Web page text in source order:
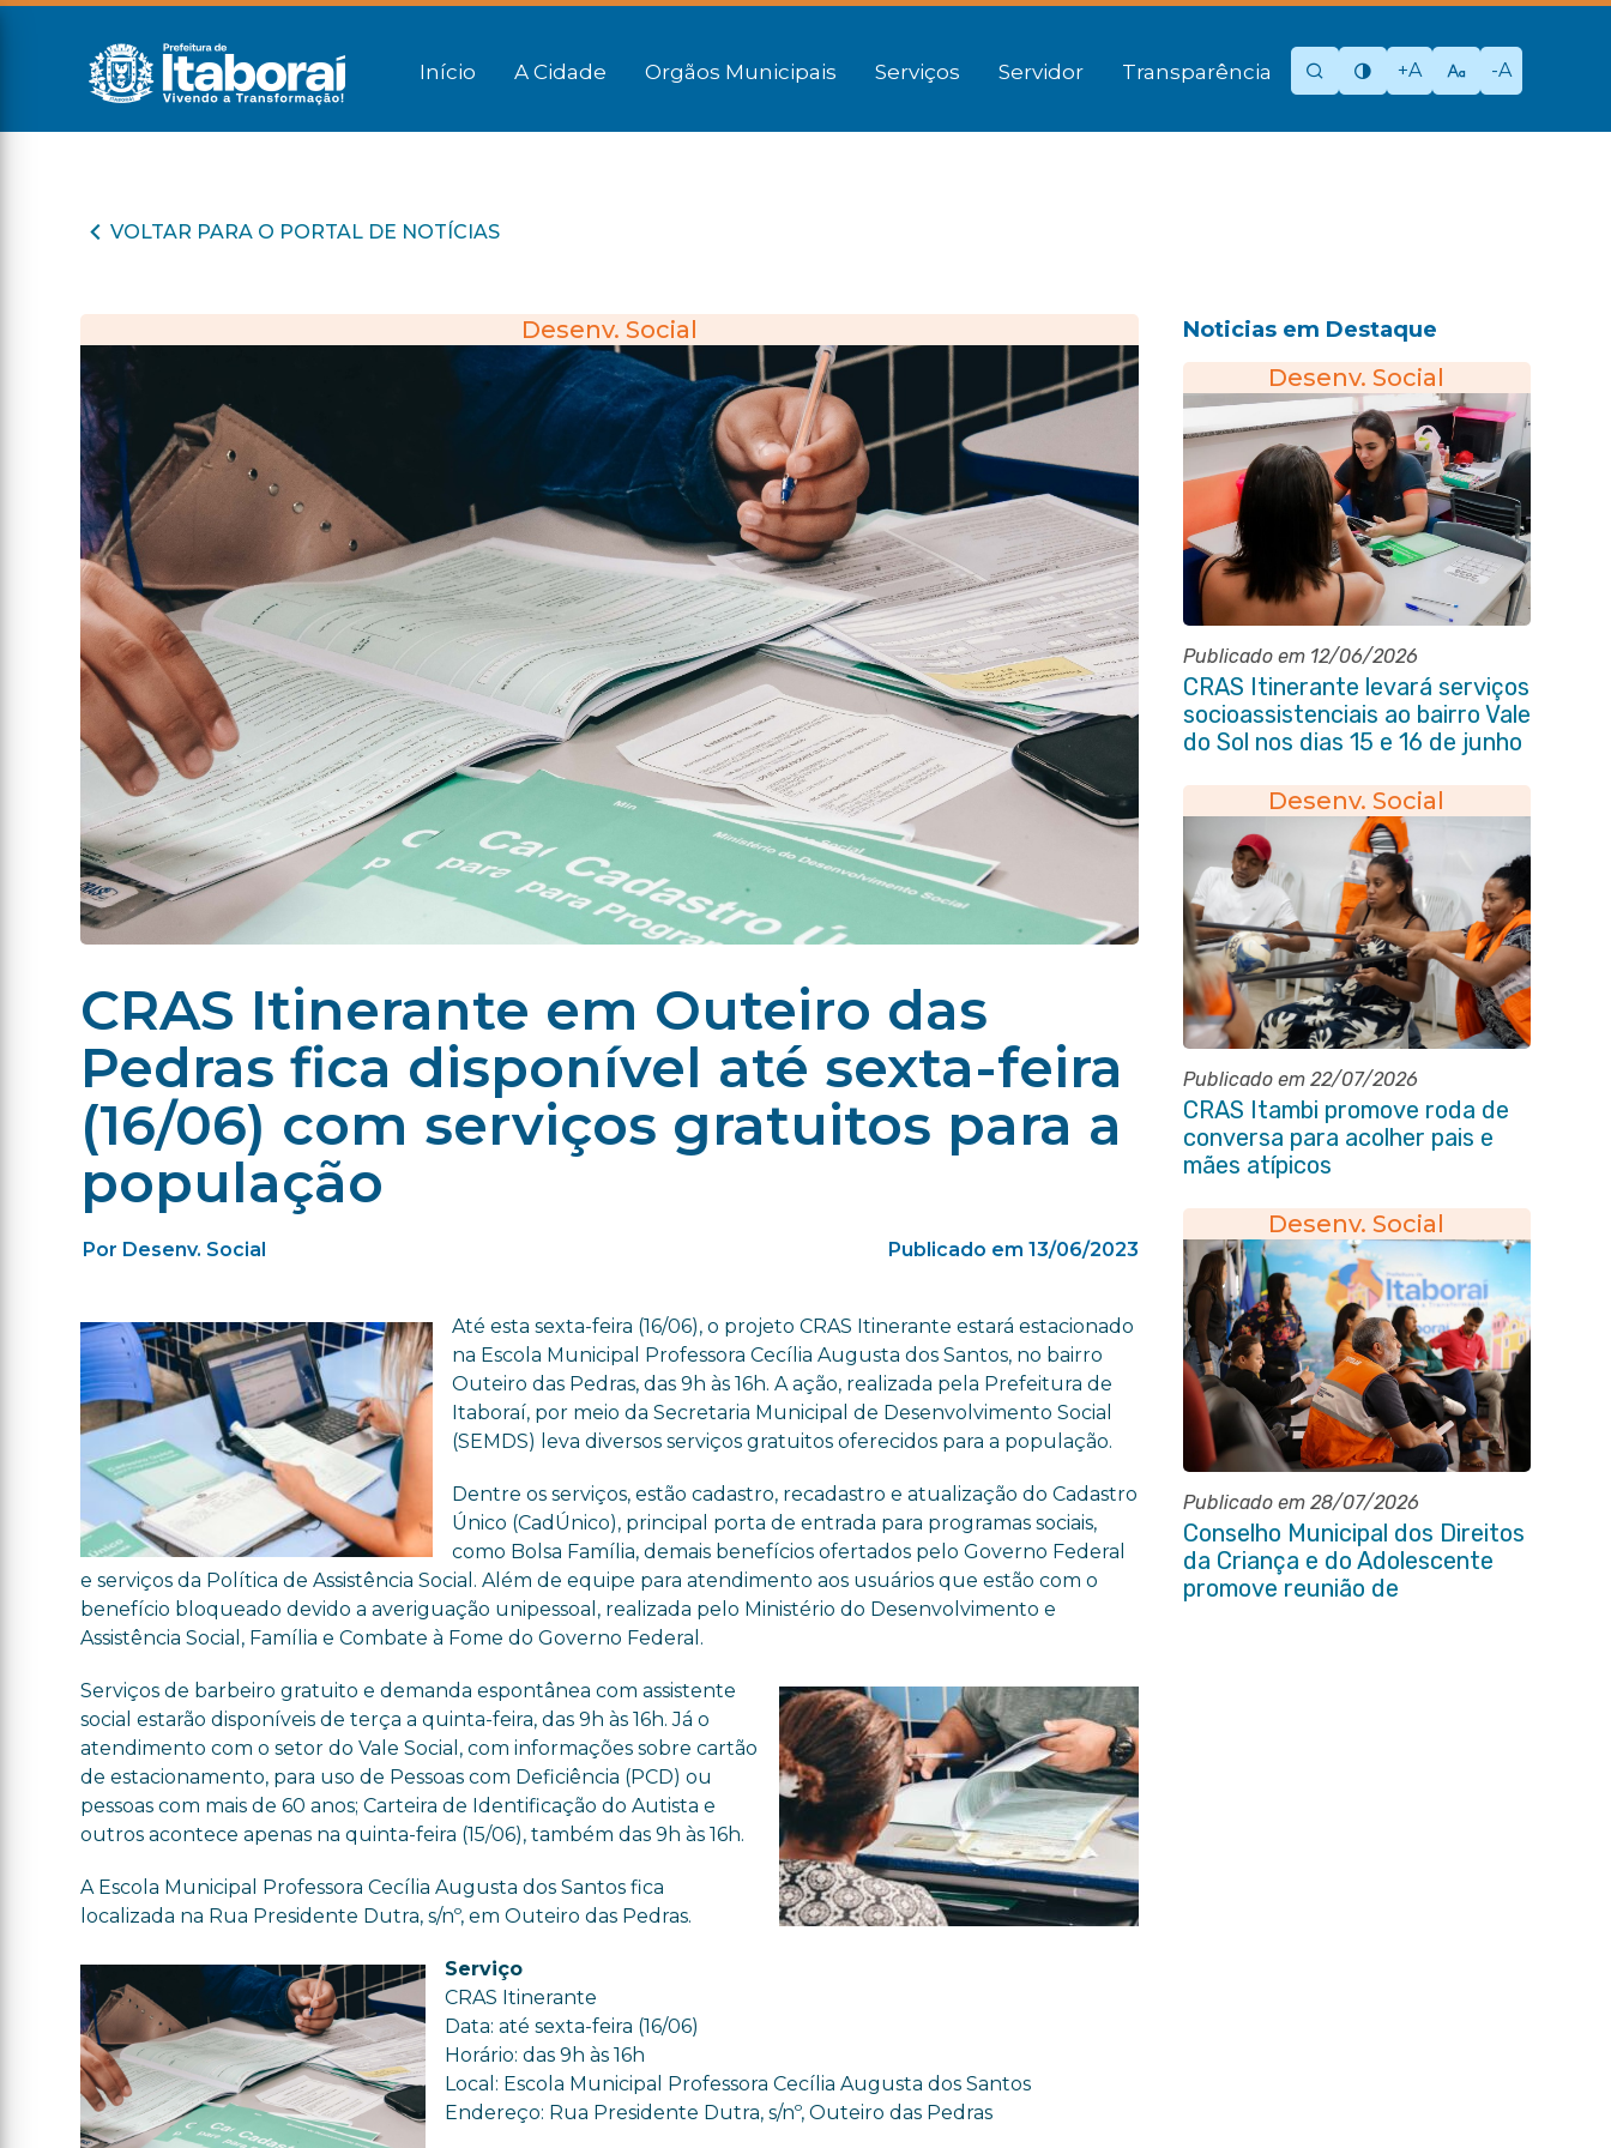
Início A Cidade Orgãos Municipais Serviços Servidor Transparência +A -A
VOLTAR PARA O PORTAL DE NOTÍCIAS
Desenv. Social
CRAS Itinerante em Outeiro das
Pedras fica disponível até sexta-feira
(16/06) com serviços gratuitos para a
população
Por Desenv. Social Publicado em 13/06/2023
Até esta sexta-feira (16/06), o projeto CRAS Itinerante estará estacionado
na Escola Municipal Professora Cecília Augusta dos Santos, no bairro
Outeiro das Pedras, das 9h às 16h. A ação, realizada pela Prefeitura de
Itaboraí, por meio da Secretaria Municipal de Desenvolvimento Social
(SEMDS) leva diversos serviços gratuitos oferecidos para a população.
Dentre os serviços, estão cadastro, recadastro e atualização do Cadastro
Único (CadÚnico), principal porta de entrada para programas sociais,
como Bolsa Família, demais benefícios ofertados pelo Governo Federal
e serviços da Política de Assistência Social. Além de equipe para atendimento aos usuários que estão com o
benefício bloqueado devido a averiguação unipessoal, realizada pelo Ministério do Desenvolvimento e
Assistência Social, Família e Combate à Fome do Governo Federal.
Serviços de barbeiro gratuito e demanda espontânea com assistente
social estarão disponíveis de terça a quinta-feira, das 9h às 16h. Já o
atendimento com o setor do Vale Social, com informações sobre cartão
de estacionamento, para uso de Pessoas com Deficiência (PCD) ou
pessoas com mais de 60 anos; Carteira de Identificação do Autista e
outros acontece apenas na quinta-feira (15/06), também das 9h às 16h.
A Escola Municipal Professora Cecília Augusta dos Santos fica
localizada na Rua Presidente Dutra, s/nº, em Outeiro das Pedras.
Serviço
CRAS Itinerante
Data: até sexta-feira (16/06)
Horário: das 9h às 16h
Local: Escola Municipal Professora Cecília Augusta dos Santos
Endereço: Rua Presidente Dutra, s/nº, Outeiro das Pedras
Noticias em Destaque
Desenv. Social
Publicado em 12/06/2026
CRAS Itinerante levará serviços
socioassistenciais ao bairro Vale
do Sol nos dias 15 e 16 de junho
Desenv. Social
Publicado em 22/07/2026
CRAS Itambi promove roda de
conversa para acolher pais e
mães atípicos
Desenv. Social
Publicado em 28/07/2026
Conselho Municipal dos Direitos
da Criança e do Adolescente
promove reunião de